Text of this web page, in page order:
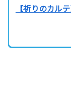
【祈りのカル